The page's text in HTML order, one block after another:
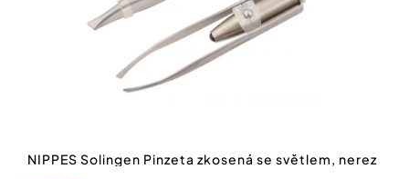
NIPPES Solingen Pinzeta zkosená se světlem, nerez